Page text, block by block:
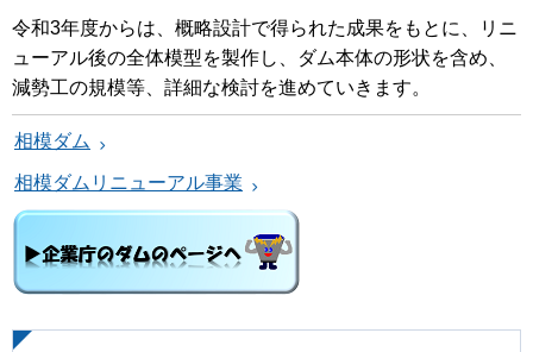
令和3年度からは、概略設計で得られた成果をもとに、リニ
ューアル後の全体模型を製作し、ダム本体の形状を含め、
減勢工の規模等、詳細な検討を進めていきます。
相模ダム
相模ダムリニューアル事業